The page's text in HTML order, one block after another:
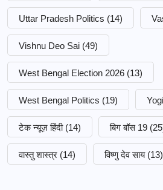
Uttar Pradesh Politics (14)
Vishnu Deo Sai (49)
West Bengal Election 2026 (13)
West Bengal Politics (19)
टेक न्यूज़ हिंदी (14) बिग बॉस 19
वास्तु शास्त्र (14) विष्णु देव साय (13)